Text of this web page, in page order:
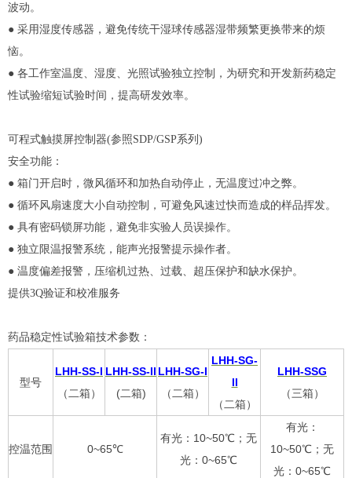
波动。
● 采用湿度传感器，避免传统干湿球传感器湿带频繁更换带来的烦
恼。
● 各工作室温度、湿度、光照试验独立控制，为研究和开发新药稳定
性试验缩短试验时间，提高研发效率。
可程式触摸屏控制器(参照SDP/GSP系列)
安全功能：
● 箱门开启时，微风循环和加热自动停止，无温度过冲之弊。
● 循环风扇速度大小自动控制，可避免风速过快而造成的样品挥发。
● 具有密码锁屏功能，避免非实验人员误操作。
● 独立限温报警系统，能声光报警提示操作者。
● 温度偏差报警，压缩机过热、过载、超压保护和缺水保护。
提供3Q验证和校准服务
药品稳定性试验箱技术参数：
型号
LHH-SS-I
（二箱）
LHH-SS-II
(二箱)
LHH-SG-I
（二箱）
LHH-SG-
II
（二箱）
LHH-SSG
（三箱）
控温范围 0~65℃
有光：10~50℃；无
光：0~65℃
有光：
10~50℃；无
光：0~65℃